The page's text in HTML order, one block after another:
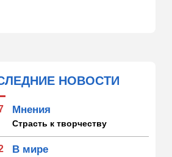
НОВОСТИ
Мнения
Страсть к творчеству
В мире